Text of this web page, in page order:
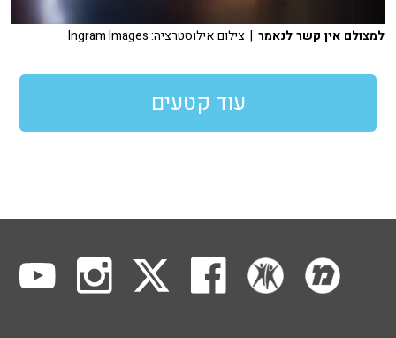
למצולם אין קשר לנאמר | צילום אילוסטרציה: Ingram Images
עוד קטעים